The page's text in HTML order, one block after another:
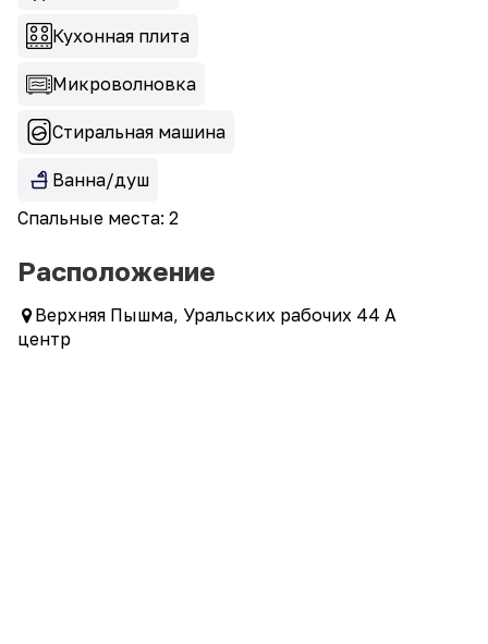
Кухонная плита
Микроволновка
Стиральная машина
Ванна/душ
Спальные места: 2
Расположение
Верхняя Пышма, Уральских рабочих 44 А
центр